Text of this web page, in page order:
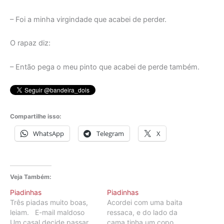
– Foi a minha virgindade que acabei de perder.
O rapaz diz:
– Então pega o meu pinto que acabei de perde também.
Compartilhe isso:
WhatsApp Telegram X
Veja Também:
Piadinhas
Três piadas muito boas,
leiam. E-mail maldoso
Um casal decide passar
Piadinhas
Acordei com uma baita
ressaca, e do lado da
cama tinha um copo